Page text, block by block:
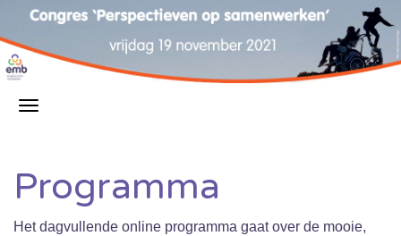
Programma
Het dagvullende online programma gaat over de mooie,